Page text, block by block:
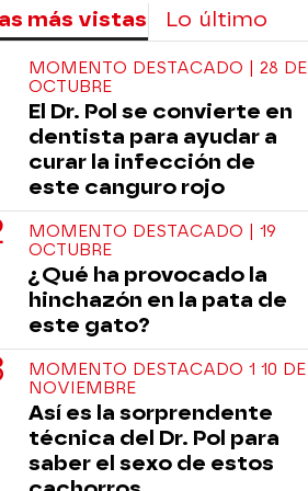
más vistas Lo último
MOMENTO DESTACADO | 28 DE
OCTUBRE
El Dr. Pol se convierte en
dentista para ayudar a
curar la infección de
este canguro rojo
MOMENTO DESTACADO | 19
OCTUBRE
¿Qué ha provocado la
hinchazón en la pata de
este gato?
MOMENTO DESTACADO 1 10 DE
NOVIEMBRE
Así es la sorprendente
técnica del Dr. Pol para
saber el sexo de estos